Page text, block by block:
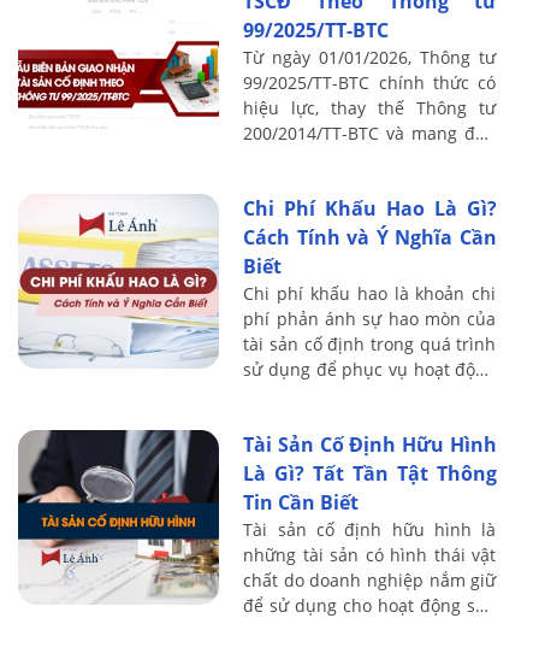
99/2025/TT-BTC
Từ ngày 01/01/2026, Thông tư
99/2025/TT-BTC chính thức có
hiệu lực, thay thế Thông tư
200/2014/TT-BTC và mang đến
nghiệp. Một ...
Chi Phí Khấu Hao Là Gì?
Cách Tính và Ý Nghĩa Cần
Biết
Chi phí khấu hao là khoản chi
phí phản ánh sự hao mòn của
tài sản cố định trong quá trình
sử dụng để phục vụ hoạt động
trong ...
Tài Sản Cố Định Hữu Hình
Là Gì? Tất Tần Tật Thông
Tin Cần Biết
Tài sản cố định hữu hình là
những tài sản có hình thái vật
chất do doanh nghiệp nắm giữ
để sử dụng cho hoạt động sản